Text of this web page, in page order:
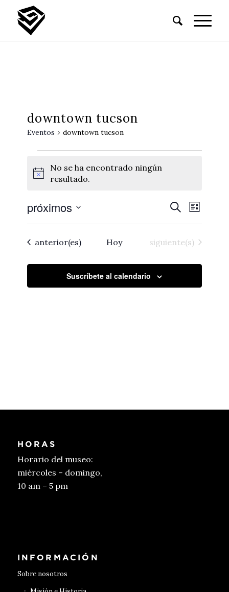
downtown tucson
Eventos downtown tucson
Notice
No se ha encontrado ningún
resultado.
y
vistas
de
Buscar
vistas
de
Lista
próximos
Seleccionar
Eventos
anterior(es) Hoy Eventos
siguiente(s)
Suscríbete al calendario
HORAS
Horario del museo:
miércoles – domingo,
10 am – 5 pm
INFORMACIÓN
Sobre nosotros